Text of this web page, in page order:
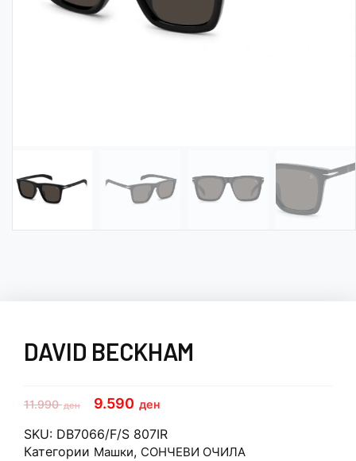
DAVID BECKHAM
11.990ден 9.590 ден
SKU: DB7066/F/S 807IR
Категории Машки, СОНЧЕВИ ОЧИЛА